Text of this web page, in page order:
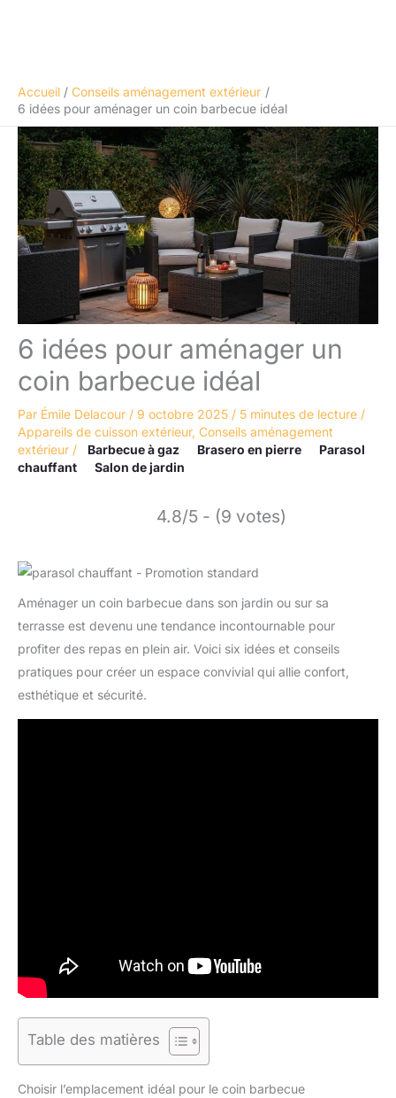
Accueil
Conseils aménagement extérieur
6 idées pour aménager un coin barbecue idéal
6 idées pour aménager un
coin barbecue idéal
Par Émile Delacour / 9 octobre 2025 / 5 minutes de lecture /
Appareils de cuisson extérieur, Conseils aménagement
extérieur / Barbecue à gaz Brasero en pierre
Parasol
chauffant
Salon de jardin
4.8/5 - (9 votes)
Aménager un coin barbecue dans son jardin ou sur sa
terrasse est devenu une tendance incontournable pour
profiter des repas en plein air. Voici six idées et conseils
pratiques pour créer un espace convivial qui allie confort,
esthétique et sécurité.
Table des matières
Choisir l’emplacement idéal pour le coin barbecue